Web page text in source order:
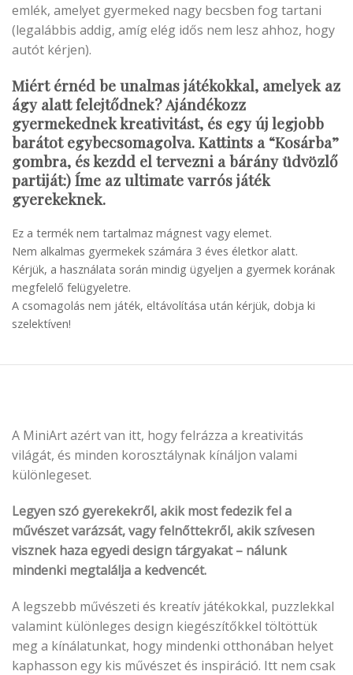
emlék, amelyet gyermeked nagy becsben fog tartani
(legalábbis addig, amíg elég idős nem lesz ahhoz, hogy
autót kérjen).
Miért érnéd be unalmas játékokkal, amelyek az
ágy alatt felejtődnek? Ajándékozz
gyermekednek kreativitást, és egy új legjobb
barátot egybecsomagolva.Kattints a “Kosárba”
gombra, és kezdd el tervezni a bárány üdvözlő
partiját:) Íme az ultimate varrós játék
gyerekeknek.
Ez a termék nem tartalmaz mágnest vagy elemet.
Nem alkalmas gyermekek számára 3 éves életkor alatt.
Kérjük, a használata során mindig ügyeljen a gyermek korának
megfelelő felügyeletre.
A csomagolás nem játék, eltávolítása után kérjük, dobja ki
szelektíven!
A MiniArt azért van itt, hogy felrázza a kreativitás
világát, és minden korosztálynak kínáljon valami
különlegeset.
Legyen szó gyerekekről, akik most fedezik fel a
művészet varázsát, vagy felnőttekről, akik szívesen
visznek haza egyedi design tárgyakat – nálunk
mindenki megtalálja a kedvencét.
A legszebb művészeti és kreatív játékokkal, puzzlekkal
valamint különleges design kiegészítőkkel töltöttük
meg a kínálatunkat, hogy mindenki otthonában helyet
kaphasson egy kis művészet és inspiráció. Itt nem csak